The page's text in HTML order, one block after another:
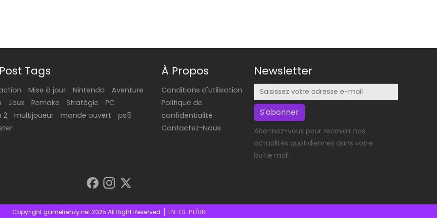
Tags
Mise à jour Nintendo
Aventure
Jeux Remake Stratégie
PC
2
multijoueur monde ouvert
ps5
À Propos
Conditions d'Utilisation
Politique de
confidentialité
Contactez-Nous
Newsletter
S'abonner
Abonnez-vous pour recevoir nos
actualités quotidiennes dans votre
boîte mail!
Copyright gamefrenzy.net 2025 All Right Reserved EN ES PT/BR